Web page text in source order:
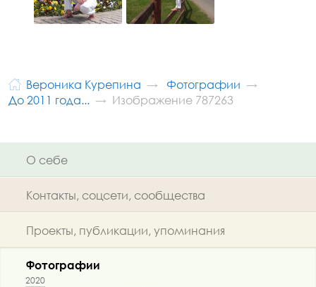
Вероника Курепина
Фотографии
До 2011 года...
Изображение 787263
О себе
Контакты, соцсети, сообщества
Проекты, публикации, упоминания
Фотографии
2020